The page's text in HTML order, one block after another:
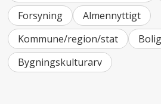
Forsyning
Almennyttigt
Kommune/region/stat
Bygningskulturarv